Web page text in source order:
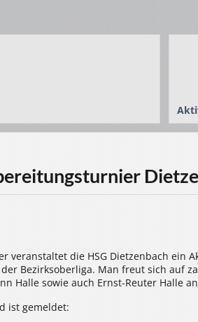
veranstaltet die HSG Dietzenbach ein
Bezirksoberliga. Man freut sich auf
Halle sowie auch Ernst-Reuter Halle
ist gemeldet: